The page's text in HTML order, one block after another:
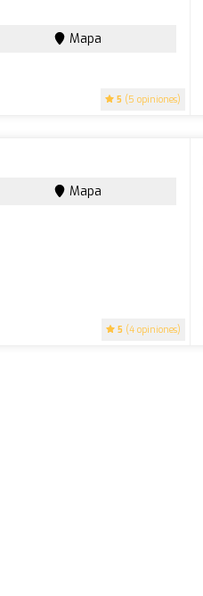
5 (5 opiniones)
Mapa
5 (4 opiniones)
Mapa